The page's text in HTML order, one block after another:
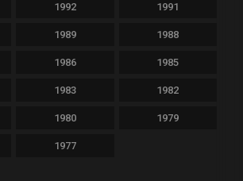
1992 1991
1989 1988
1986 1985
1983 1982
1980 1979
1977